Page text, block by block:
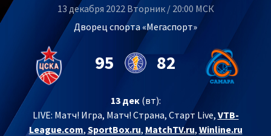
13 декабря 2022 Вторник / 20:00 МСК
Дворец спорта «Мегаспорт»
95 82
13 дек(вт):
LIVE: Матч! Игра, Матч! Страна, Старт Live, VTB-
League.com, SportBox.ru, MatchTV.ru, Winline.ru